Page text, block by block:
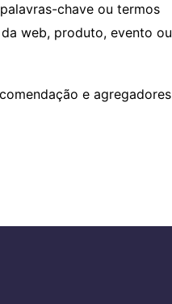
chave ou termos
web, produto, evento
e